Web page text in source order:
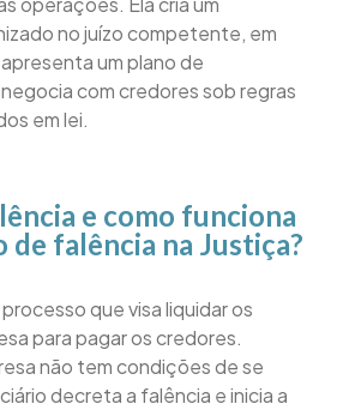
no juízo competente, em
um plano de
com credores sob regras
em lei.
e como funciona
de falência na Justiça?
que visa liquidar os
para pagar os credores.
não tem condições de se
decreta a falência e inicia a